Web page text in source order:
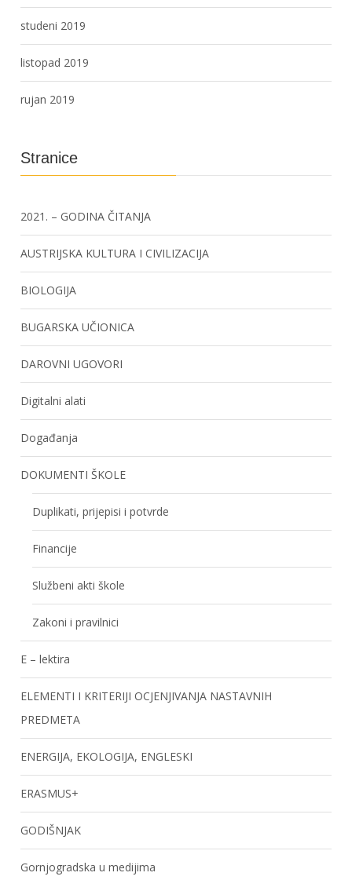
studeni 2019
listopad 2019
rujan 2019
Stranice
2021. – GODINA ČITANJA
AUSTRIJSKA KULTURA I CIVILIZACIJA
BIOLOGIJA
BUGARSKA UČIONICA
DAROVNI UGOVORI
Digitalni alati
Događanja
DOKUMENTI ŠKOLE
Duplikati, prijepisi i potvrde
Financije
Službeni akti škole
Zakoni i pravilnici
E – lektira
ELEMENTI I KRITERIJI OCJENJIVANJA NASTAVNIH
PREDMETA
ENERGIJA, EKOLOGIJA, ENGLESKI
ERASMUS+
GODIŠNJAK
Gornjogradska u medijima